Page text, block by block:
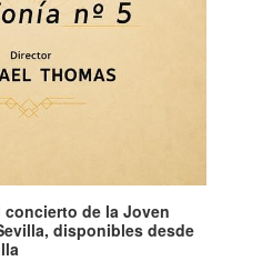
de la Joven
disponibles desde